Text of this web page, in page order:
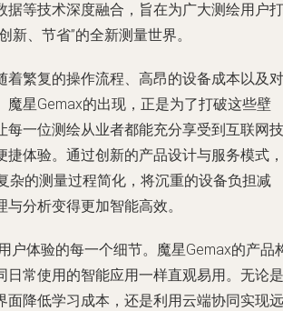
据等技术深度融合，旨在为广大测绘用户打
新、节省”的全新测量世界。
着繁复的操作流程、高昂的设备成本以及对
魔星Gemax的出现，正是为了打破这些壁
每一位测绘从业者都能充分享受到互联网技
捷体验。通过创新的产品设计与服务模式，
杂的测量过程简化，将沉重的设备负担减
分析变得更加智能高效。
用户体验的每一个细节。魔星Gemax的产品
日常使用的智能应用一样直观易用。无论是
面降低学习成本，还是利用云端协同实现远